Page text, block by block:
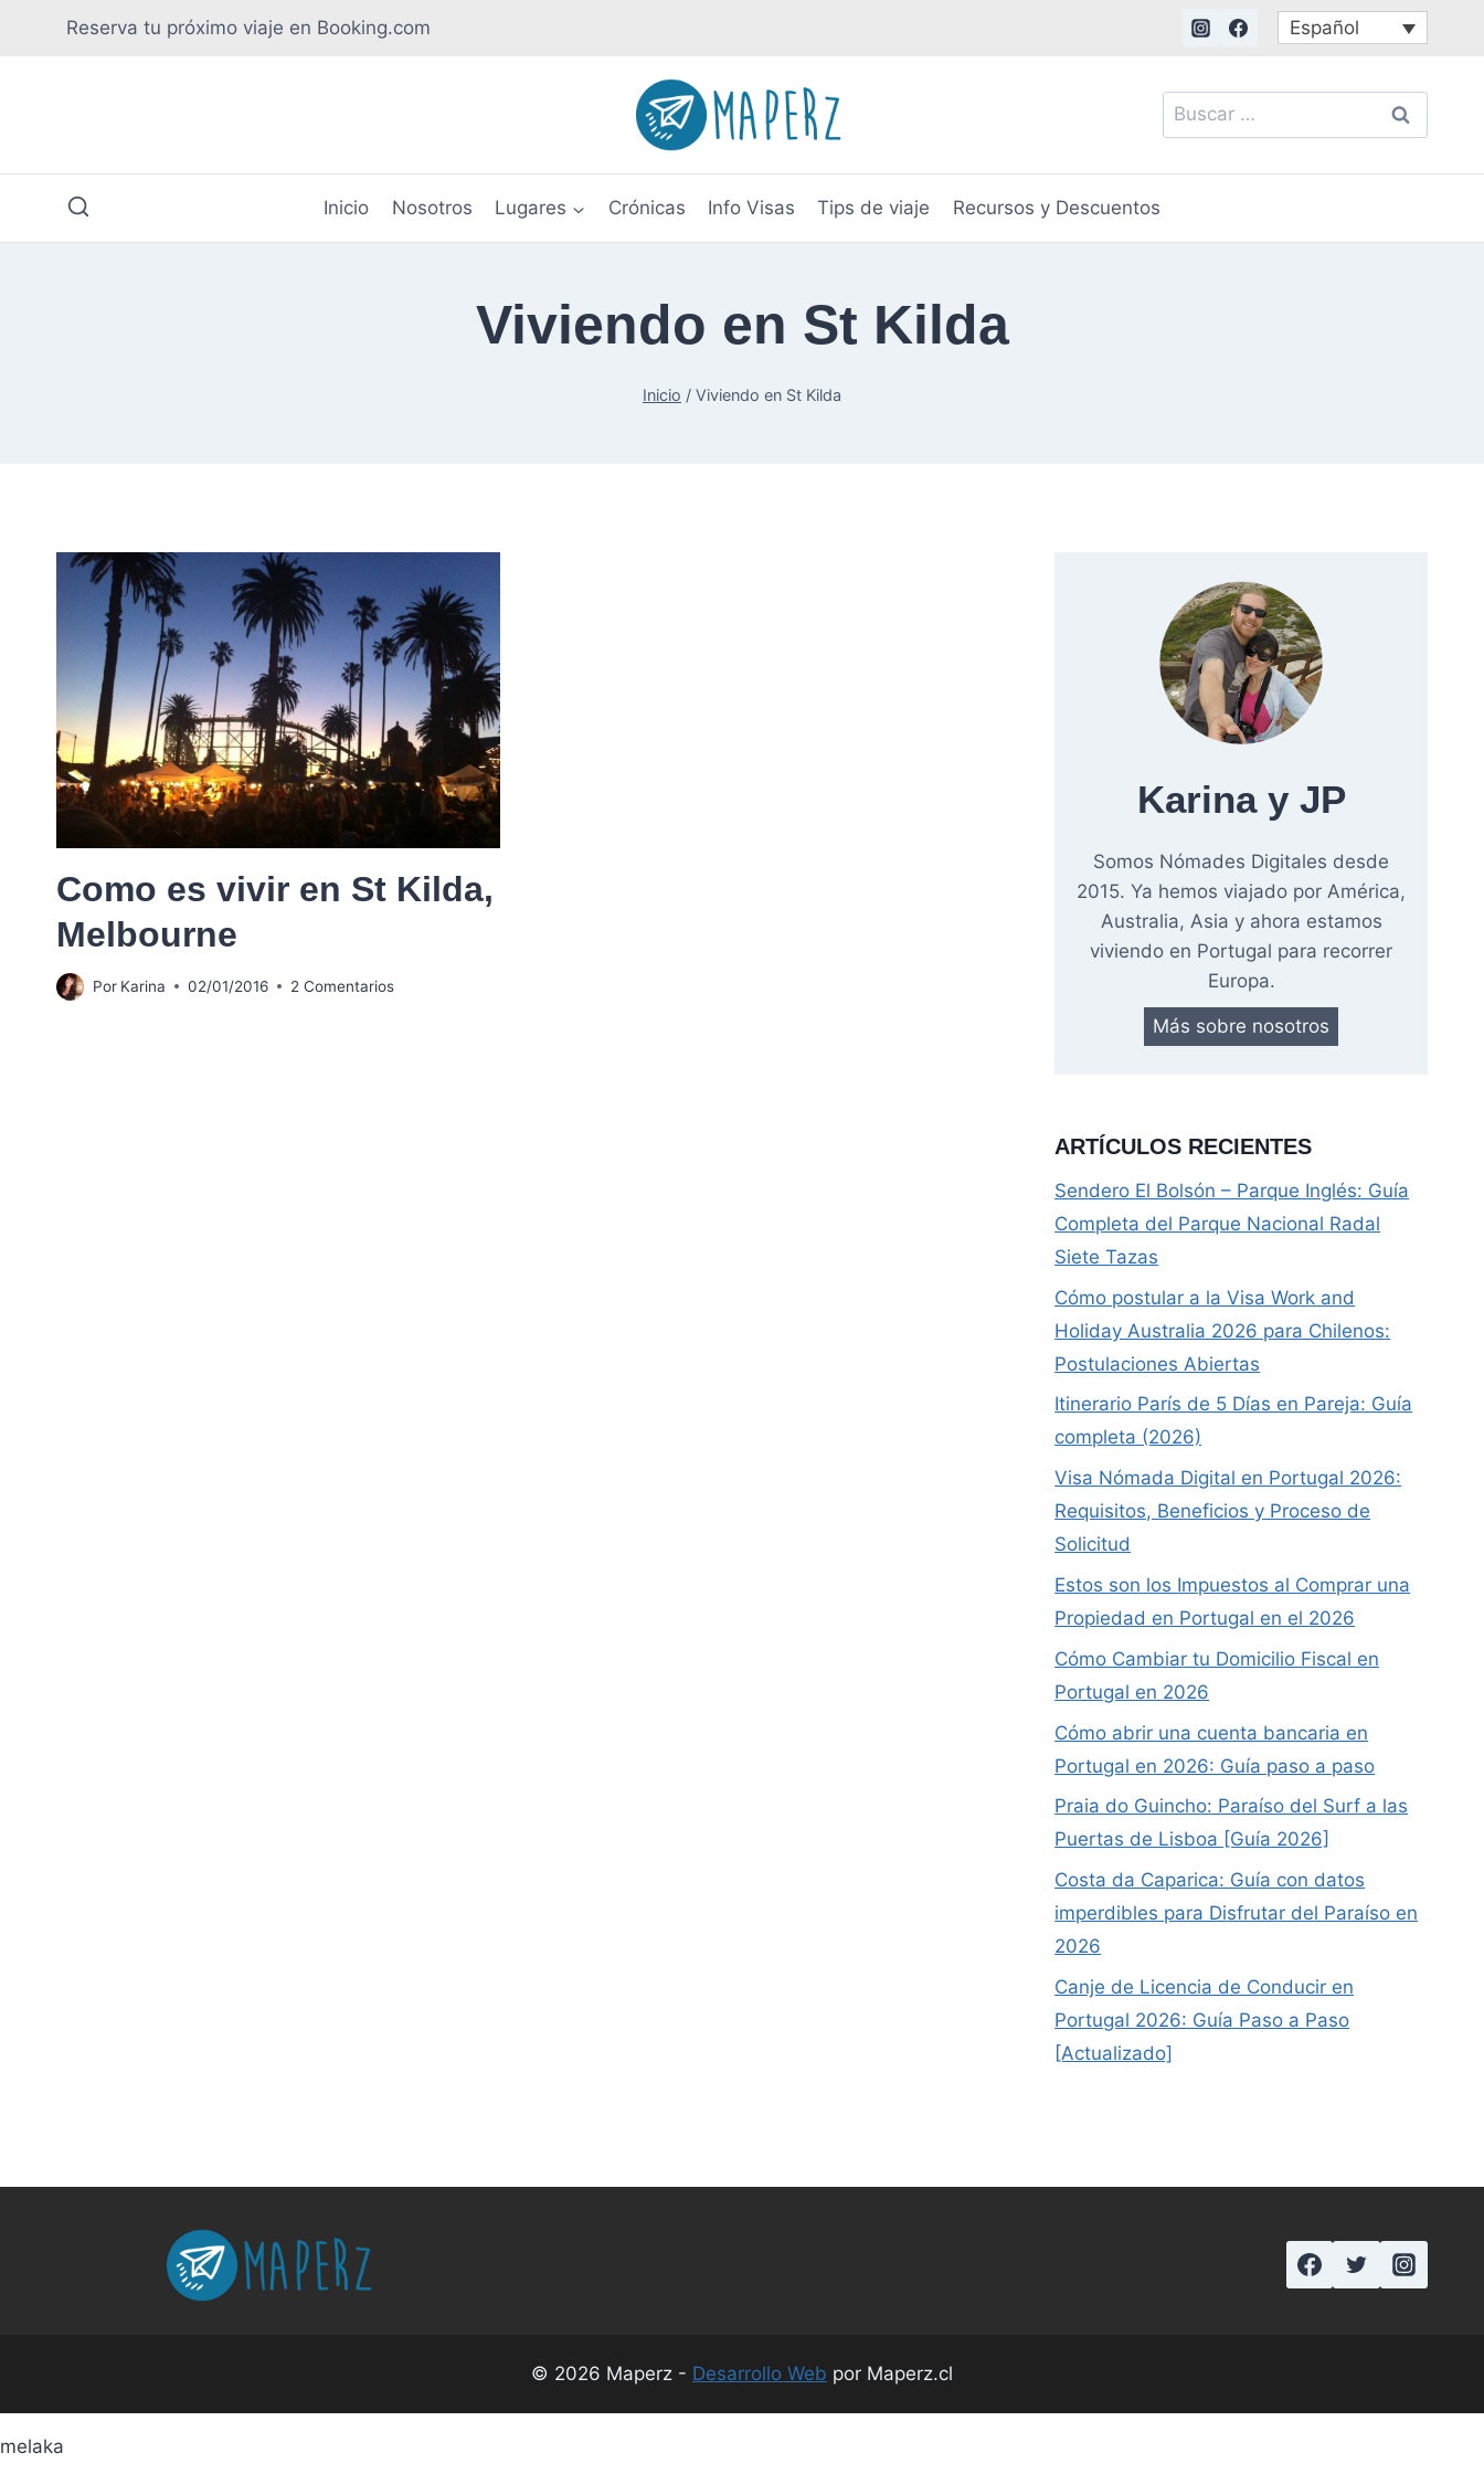
Reserva tu próximo viaje en Booking.com Español
Buscar:
Inicio Nosotros Lugares Crónicas Info Visas Tips de viaje Recursos y Descuentos
Viviendo en St Kilda
Inicio / Viviendo en St Kilda
Como es vivir en St Kilda,
Melbourne
Por Karina 02/01/2016 2 Comentarios
Karina y JP
Somos Nómades Digitales desde
2015. Ya hemos viajado por América,
Australia, Asia y ahora estamos
viviendo en Portugal para recorrer
Europa.
Más sobre nosotros
ARTÍCULOS RECIENTES
Sendero El Bolsón – Parque Inglés: Guía
Completa del Parque Nacional Radal
Siete Tazas
Cómo postular a la Visa Work and
Holiday Australia 2026 para Chilenos:
Postulaciones Abiertas
Itinerario París de 5 Días en Pareja: Guía
completa (2026)
Visa Nómada Digital en Portugal 2026:
Requisitos, Beneficios y Proceso de
Solicitud
Estos son los Impuestos al Comprar una
Propiedad en Portugal en el 2026
Cómo Cambiar tu Domicilio Fiscal en
Portugal en 2026
Cómo abrir una cuenta bancaria en
Portugal en 2026: Guía paso a paso
Praia do Guincho: Paraíso del Surf a las
Puertas de Lisboa [Guía 2026]
Costa da Caparica: Guía con datos
imperdibles para Disfrutar del Paraíso en
2026
Canje de Licencia de Conducir en
Portugal 2026: Guía Paso a Paso
[Actualizado]
© 2026 Maperz - Desarrollo Web por Maperz.cl
melaka